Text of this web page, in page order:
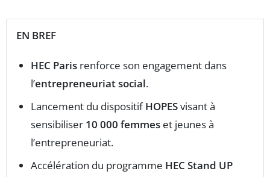
EN BREF
HEC Paris renforce son engagement dans
l’entrepreneuriat social.
Lancement du dispositifHOPESvisant à
sensibiliser 10 000 femmes et jeunes à
l’entrepreneuriat.
Accélération du programme HEC Stand UP